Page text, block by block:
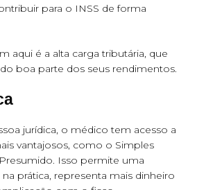
para o INSS de forma
aqui é a alta carga tributária, que
boa parte dos seus rendimentos.
jurídica, o médico tem acesso a
vantajosos, como o Simples
Isso permite uma
prática, representa mais dinheiro